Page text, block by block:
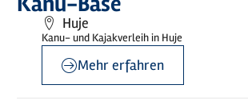
Huje
Kanu- und Kajakverleih in Huje
erfahren
Mehr erfahren